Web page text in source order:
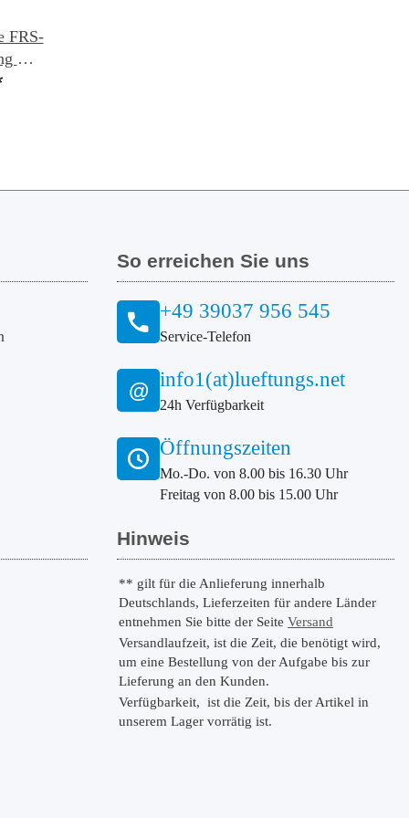
FRS-
DN
So erreichen Sie uns
+49 39037 956 545
Service-Telefon
@ info1(at)lueftungs.net
24h Verfügbarkeit
Öffnungszeiten
Mo.-Do. von 8.00 bis 16.30 Uhr
Freitag von 8.00 bis 15.00 Uhr
Hinweis
** gilt für die Anlieferung innerhalb
Deutschlands, Lieferzeiten für andere Länder
entnehmen Sie bitte der Seite Versand
Versandlaufzeit, ist die Zeit, die benötigt wird,
um eine Bestellung von der Aufgabe bis zur
Lieferung an den Kunden.
Verfügbarkeit, ist die Zeit, bis der Artikel in
unserem Lager vorrätig ist.